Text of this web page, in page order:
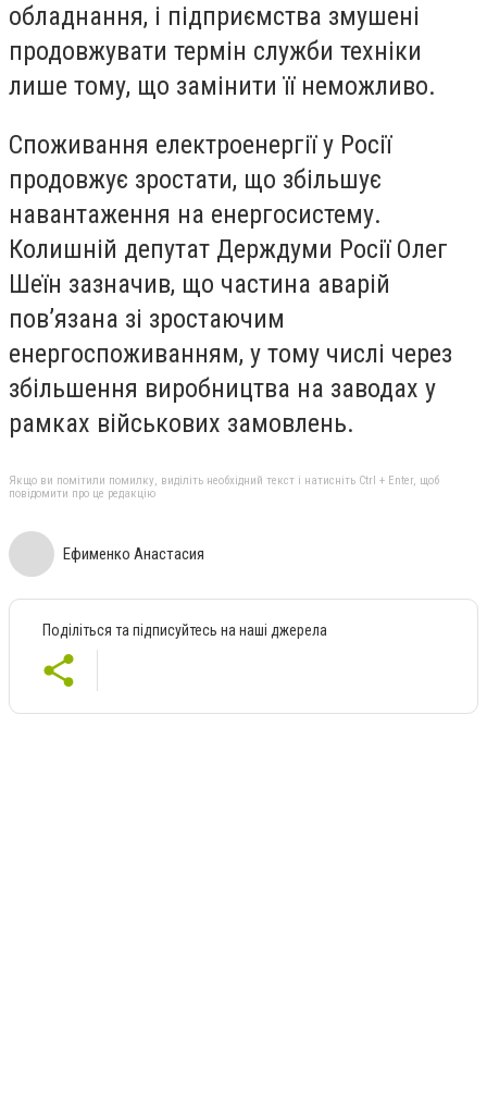
обладнання, і підприємства змушені
продовжувати термін служби техніки
лише тому, що замінити її неможливо.
Споживання електроенергії у Росії
продовжує зростати, що збільшує
навантаження на енергосистему.
Колишній депутат Держдуми Росії Олег
Шеїн зазначив, що частина аварій
пов’язана зі зростаючим
енергоспоживанням, у тому числі через
збільшення виробництва на заводах у
рамках військових замовлень.
Якщо ви помітили помилку, виділіть необхідний текст і натисніть Ctrl + Enter, щоб
повідомити про це редакцію
Ефименко Анастасия
Поділіться та підписуйтесь на наші джерела